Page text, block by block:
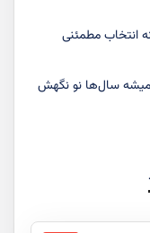
انتخاب مطمئنی
میشه سال‌ها نو نگهش